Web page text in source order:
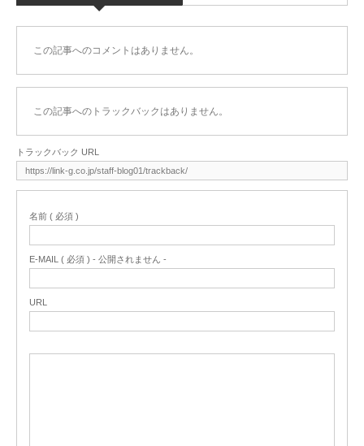
この記事へのコメントはありません。
この記事へのトラックバックはありません。
トラックバック URL
名前 ( 必須 )
E-MAIL ( 必須 ) - 公開されません -
URL